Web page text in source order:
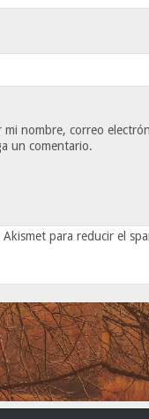
mi nombre, correo
un comentario.
Akismet para reducir el